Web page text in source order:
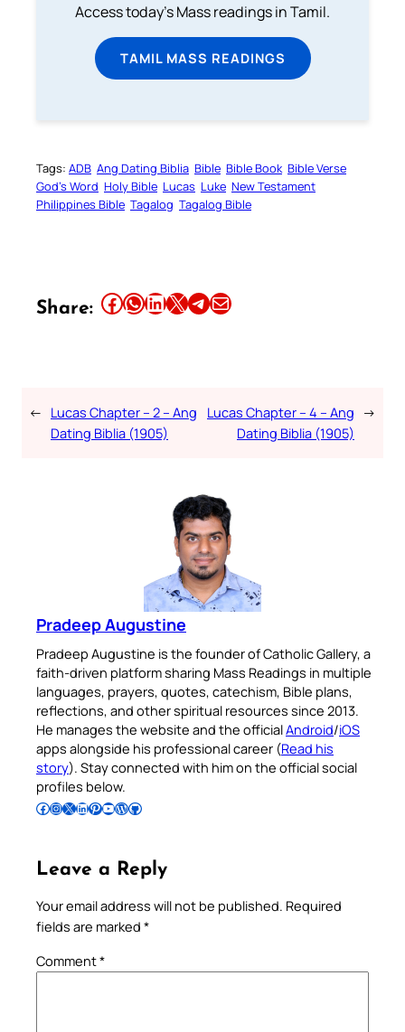
Access today's Mass readings in Tamil.
TAMIL MASS READINGS
Tags: ADB Ang Dating Biblia Bible Bible Book Bible Verse
God’s Word Holy Bible Lucas Luke New Testament
Philippines Bible Tagalog Tagalog Bible
Share: Share this article on Facebook Share this article on WhatsApp Share this article on LinkedIn Share this article on X Share this article on TelegramEmail this Article
← Lucas Chapter – 2 – Ang
Dating Biblia (1905)
Lucas Chapter – 4 – Ang
Dating Biblia (1905)
→
Pradeep Augustine
Pradeep Augustine is the founder of Catholic Gallery, a
faith-driven platform sharing Mass Readings in multiple
languages, prayers, quotes, catechism, Bible plans,
reflections, and other spiritual resources since 2013.
He manages the website and the officialAndroid/iOS
apps alongside his professional career (Read his
story). Stay connected with him on the official social
profiles below.
Follow Pradeep on Facebook Follow Pradeep on InstagramFollow Pradeep on X Follow Pradeep on LinkedIn Follow Pradeep on Pinterest Subscribe to Pradeep’s Youtube Channel Follow Pradeep on WordPress Follow Pradeep on GitHub
Leave a Reply
Your email address will not be published. Required
fields are marked *
Comment*